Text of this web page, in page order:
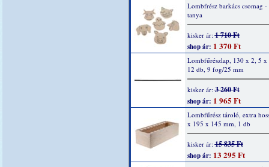
Lombfrész barkács csomag
tanya
kisker ár:1 710 Ft
shop ár: 1 370 Ft
Lombfűrészlap, 130 x 2, 5 x
12 db, 9 fog/25 mm
kisker ár:3 260 Ft
shop ár: 1 965 Ft
Lombfűrész tároló, extra
x 195 x 145 mm, 1 db
kisker ár:15 835 Ft
shop ár: 13 295 Ft